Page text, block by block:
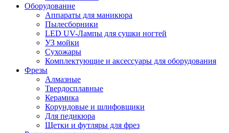
Оборудование
Аппараты для маникюра
Пылесборники
LED UV-Лампы для сушки ногтей
УЗ мойки
Сухожары
Комплектующие и аксессуары для оборудования
Фрезы
Алмазные
Твердосплавные
Керамика
Корундовые и шлифовщики
Для педикюра
Щетки и футляры для фрез